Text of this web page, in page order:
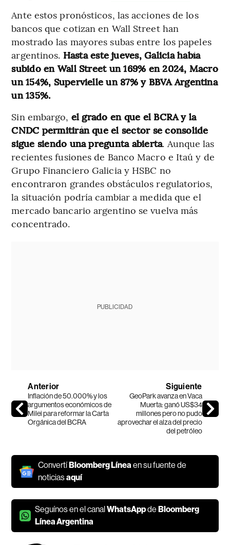
Ante estos pronósticos, las acciones de los
bancos que cotizan en Wall Street han
mostrado las mayores subas entre los papeles
argentinos. Hasta este jueves, Galicia había
subido en Wall Street un 169% en 2024, Macro
un 154%, Supervielle un 87% y BBVA Argentina
un 135%.
Sin embargo, el grado en que el BCRA y la
CNDC permitirán que el sector se consolide
sigue siendo una pregunta abierta. Aunque las
recientes fusiones de Banco Macro e Itaú y de
Grupo Financiero Galicia y HSBC no
encontraron grandes obstáculos regulatorios,
la situación podría cambiar a medida que el
mercado bancario argentino se vuelva más
concentrado.
PUBLICIDAD
Anterior
Inflación de 50.000% y los
argumentos económicos de
Milei para reformar la Carta
Orgánica del BCRA
Siguiente
GeoPark avanza en Vaca
Muerta: ganó US$34
millones pero no pudo
aprovechar el alza del precio
del petróleo
Convertí Bloomberg Líneaen su fuente de
noticiasaquí
Seguínos en el canalWhatsAppde Bloomberg
Línea Argentina